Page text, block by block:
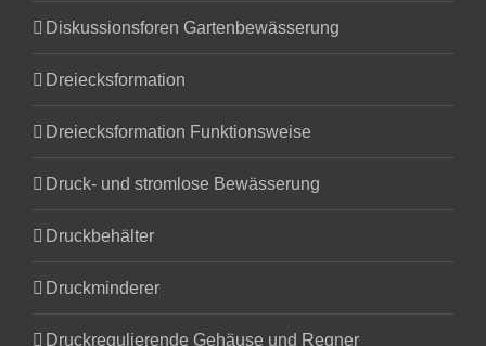
Diskussionsforen Gartenbewässerung
Dreiecksformation
Dreiecksformation Funktionsweise
Druck- und stromlose Bewässerung
Druckbehälter
Druckminderer
Druckregulierende Gehäuse und Regner